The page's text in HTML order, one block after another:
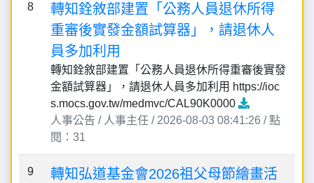
8
轉知銓敘部建置「公務人員退休所得
重審後實發金額試算器」，請退休人
員多加利用
轉知銓敘部建置「公務人員退休所得重審後實發
金額試算器」，請退休人員多加利用 https://ioc
s.mocs.gov.tw/medmvc/CAL90K0000
人事公告 / 人事主任 / 2026-08-03 08:41:26 / 點
閱：31
9
轉知弘道基金會2026祖父母節繪畫活